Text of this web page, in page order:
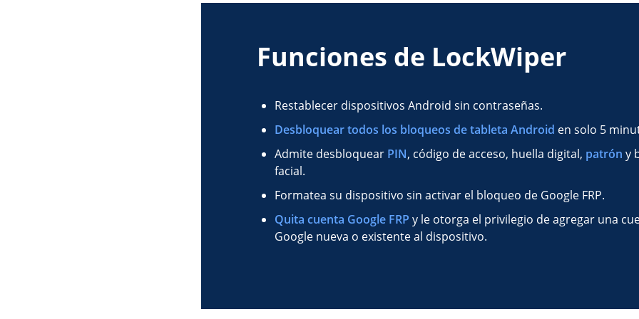
Funciones de LockWiper
Restablecer dispositivos Android sin contraseñas.
Desbloquear todos los bloqueos de tableta Android en solo 5
Admite desbloquear PIN, código de acceso, huella digital, patrón y
facial.
Formatea su dispositivo sin activar el bloqueo de Google FRP.
Quita cuenta Google FRP y le otorga el privilegio de agregar una
Google nueva o existente al dispositivo.